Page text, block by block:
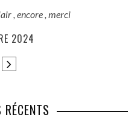
, encore , merci
2024